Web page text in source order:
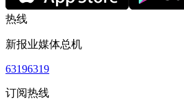
热线
新报业媒体总机
63196319
订阅热线